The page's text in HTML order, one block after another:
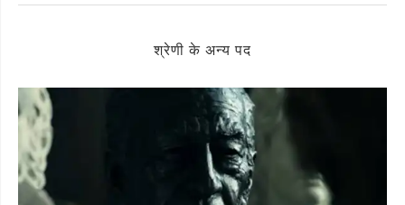
श्रेणी के अन्य पद